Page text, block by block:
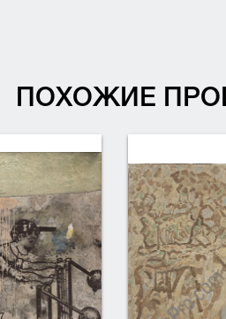
ПОХОЖИЕ